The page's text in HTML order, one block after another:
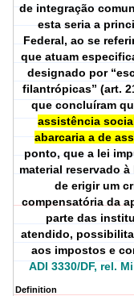
de integração
esta seria a
Federal, ao se
que atuam
designado por
filantrópicas” (art.
que concluíram
assistência
abarcaria a de
ponto, que a lei
material reservado
de erigir um
compensatória da
parte das
atendido,
aos impostos e
ADI 3330/DF, rel.
Definition